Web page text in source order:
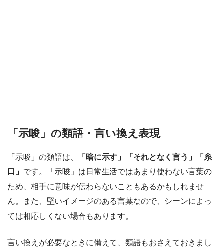
「示唆」の類語・言い換え表現
「示唆」の類語は、
「暗に示す」「それとなく言う」「糸
口」 です。「示唆」は日常生活ではあまり使わない言葉の
ため、相手に意味が伝わらないこともあるかもしれませ
ん。また、堅いイメージのある言葉なので、シーンによっ
ては相応しくない場合もあります。
言い換えが必要なときに備えて、類語もおさえておきまし